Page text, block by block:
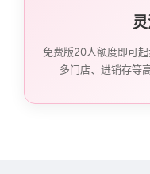
免费版20人额度即可起
多门店、进销存等